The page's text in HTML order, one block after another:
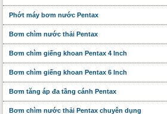
Phớt máy bơm nước Pentax
Bơm chìm nước thải Pentax
Bơm chìm giếng khoan Pentax 4 Inch
Bơm chìm giếng khoan Pentax 6 Inch
Bơm tăng áp đa tầng cánh Pentax
Bơm chìm nước thải Pentax chuyên dụng